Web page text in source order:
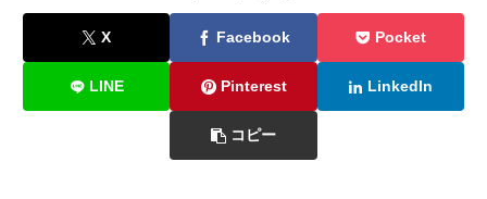
X Facebook Pocket
LINE Pinterest LinkedIn
コピー